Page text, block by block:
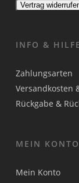
Vertrag
INFO & HILFE
Zahlungsarten
Versandkosten
Rückgabe &
MEIN KONTO
Mein Konto